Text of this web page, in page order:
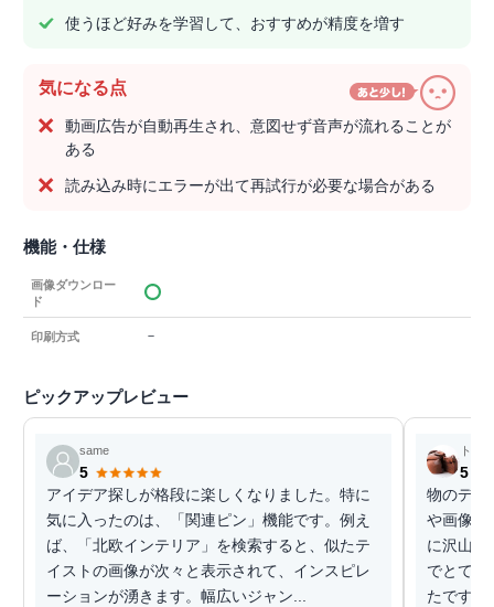
使うほど好みを学習して、おすすめが精度を増す
気になる点
動画広告が自動再生され、意図せず音声が流れることが
ある
読み込み時にエラーが出て再試行が必要な場合がある
機能・仕様
画像ダウンロー
ド
印刷方式 －
ピックアップレビュー
same
5
アイデア探しが格段に楽しくなりました。特に
気に入ったのは、「関連ピン」機能です。例え
ば、「北欧インテリア」を検索すると、似たテ
イストの画像が次々と表示されて、インスピレ
ーションが湧きます。幅広いジャン...
トル
5
物のデザ
や画像、
に沢山の
でとても
たです